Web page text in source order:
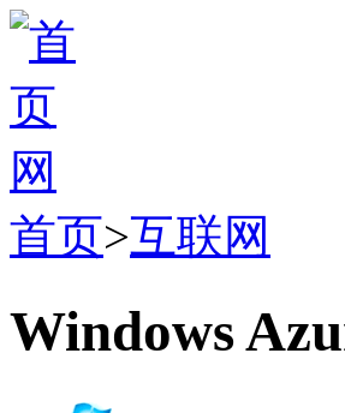
首页>互联网
Windows